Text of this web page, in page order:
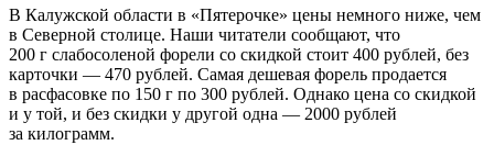
В Калужской области в «Пятерочке» цены немного ниже, чем
в Северной столице. Наши читатели сообщают, что
200 г слабосоленой форели со скидкой стоит 400 рублей, без
карточки — 470 рублей. Самая дешевая форель продается
в расфасовке по 150 г по 300 рублей. Однако цена со скидкой
и у той, и без скидки у другой одна — 2000 рублей
за килограмм.